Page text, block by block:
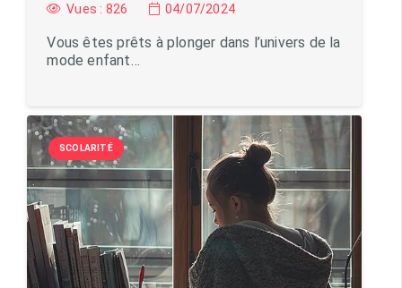
Vues : 826 04/07/2024
Vous êtes prêts à plonger dans l’univers de la
mode enfant…
SCOLARITÉ